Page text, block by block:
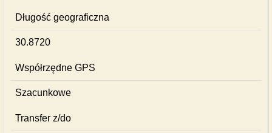
Długość geograficzna
30.8720
Współrzędne GPS
Szacunkowe
Transfer z/do